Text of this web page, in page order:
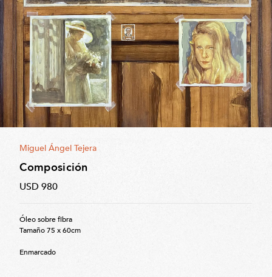
Miguel Ángel Tejera
Composición
USD 980
Óleo sobre fibra
Tamaño 75 x 60cm
Enmarcado